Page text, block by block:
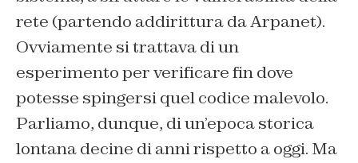
rete (partendo addirittura da Arpanet).
Ovviamente si trattava di un
esperimento per verificare fin dove
potesse spingersi quel codice malevolo.
Parliamo, dunque, di un’epoca storica
lontana decine di anni rispetto a oggi. Ma